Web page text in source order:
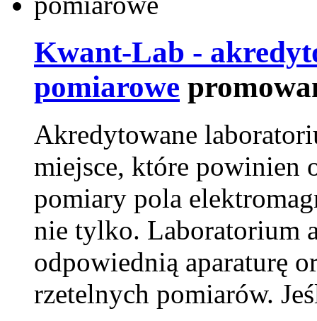
Kwant-Lab -
pomiarowe
Akredytowane
miejsce, które powinien
pomiary pola
nie tylko. Laboratorium
odpowiednią aparaturę
rzetelnych pomiarów.